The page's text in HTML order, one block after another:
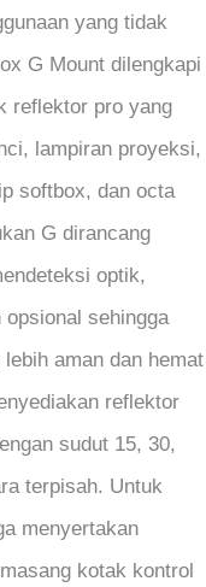
yang tidak
G Mount dilengkapi
reflektor pro yang
lampiran proyeksi,
softbox, dan octa
G dirancang
optik,
opsional sehingga
aman dan hemat
reflektor
sudut 15, 30,
terpisah. Untuk
menyertakan
kotak kontrol